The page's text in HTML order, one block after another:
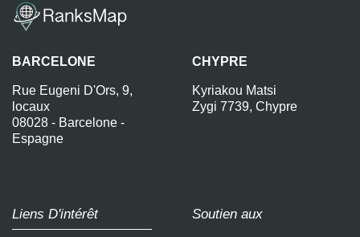
BARCELONE
Rue Eugeni D'Ors, 9,
locaux
08028 - Barcelone -
Espagne
CHYPRE
Kyriakou Matsi
Zygi 7739, Chypre
Liens D'intérêt
Soutien aux